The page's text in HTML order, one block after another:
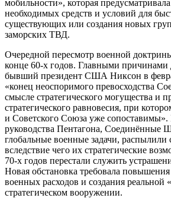
мобильности», которая
необходимых средств и условий для
существующих или создания новых
заморских ТВД.
Очередной пересмотр военной
конце 60-х годов. Главными причинами
бывший президент США Никсон в
«конец неоспоримого превосходства
смысле стратегического могущества и
стратегического равновесия, при
и Советского Союза уже
руководства Пентагона, Соединённые
глобальные военные задачи, распылили
вследствие чего их стратегические
70-х годов перестали служить
Новая обстановка требовала
военных расходов и создания реальной
стратегическом вооружении.